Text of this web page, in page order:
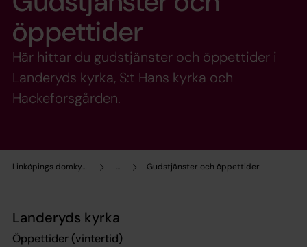
Linköpings domkyrkopastorat ... Gudstjänster och öppettider
öppettider
Här hittar du gudstjänster och öppettider i
Landeryds kyrka, S:t Hans kyrka och
Hackeforsgården.
Landeryds kyrka
Öppettider (vintertid)